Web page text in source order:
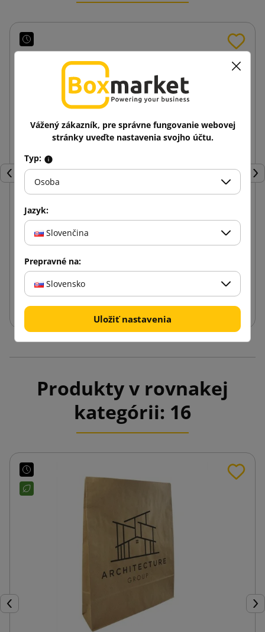
Späť
Papierové hobliny biele 5kg
Vložiť do košíka
Produkty v rovnakej
kategórii: 16
Späť
Vážený zákazník, pre správne fungovanie webovej
stránky uveďte nastavenia svojho účtu.
Typ:
Osoba
Jazyk:
Slovenčina
Prepravné na:
Slovensko
Uložiť nastavenia